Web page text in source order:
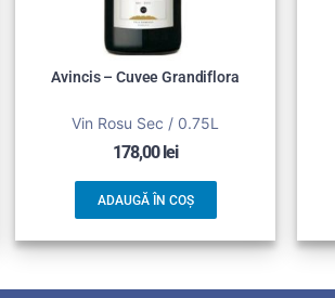
Avincis – Cuvee Grandiflora
Vin Rosu Sec / 0.75L
178,00lei
ADAUGĂ ÎN COȘ